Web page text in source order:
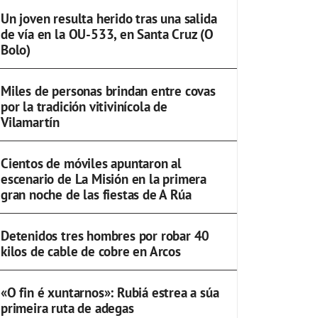
Un joven resulta herido tras una salida
de vía en la OU-533, en Santa Cruz (O
Bolo)
Miles de personas brindan entre covas
por la tradición vitivinícola de
Vilamartín
Cientos de móviles apuntaron al
escenario de La Misión en la primera
gran noche de las fiestas de A Rúa
Detenidos tres hombres por robar 40
kilos de cable de cobre en Arcos
«O fin é xuntarnos»: Rubiá estrea a súa
primeira ruta de adegas